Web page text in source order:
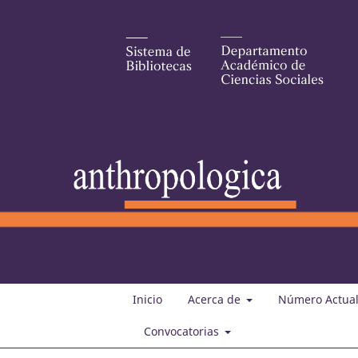
Inicio Acerca de Número Actual
Convocatorias